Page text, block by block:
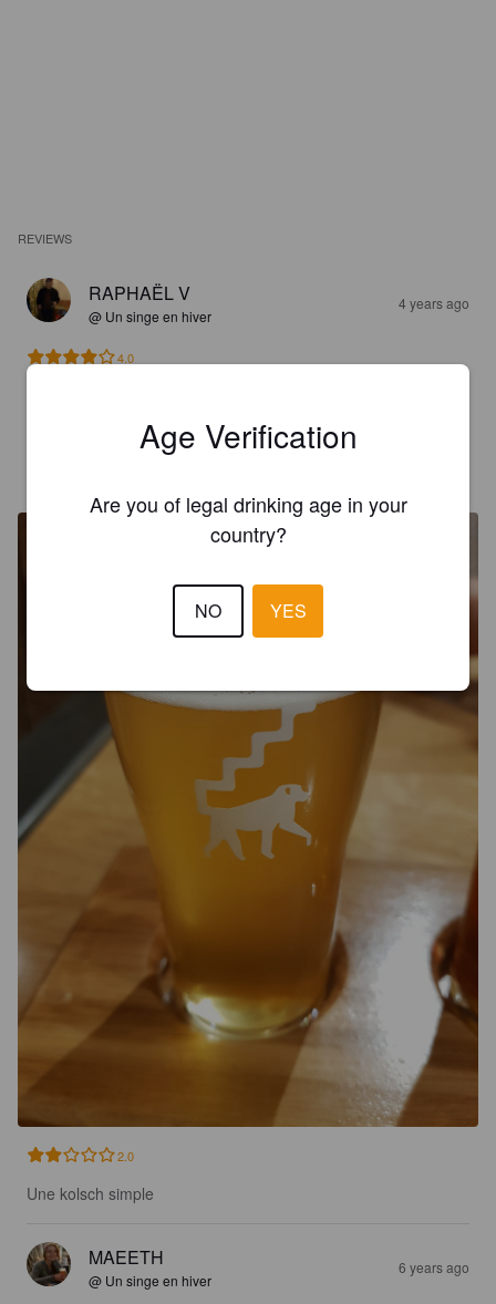
REVIEWS
RAPHAËL V
@ Un singe en hiver
4 years ago
4.0
METALLUCAS
2.0
Une kolsch simple
MAEETH
@ Un singe en hiver
6 years ago
Age Verification
Are you of legal drinking age in your
country?
NO YES